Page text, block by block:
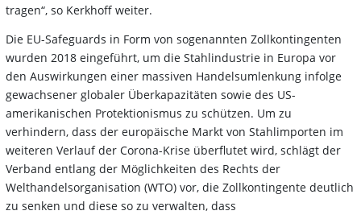
tragen“, so Kerkhoff weiter.
Die EU-Safeguards in Form von sogenannten Zollkontingenten
wurden 2018 eingeführt, um die Stahlindustrie in Europa vor
den Auswirkungen einer massiven Handelsumlenkung infolge
gewachsener globaler Überkapazitäten sowie des US-
amerikanischen Protektionismus zu schützen. Um zu
verhindern, dass der europäische Markt von Stahlimporten im
weiteren Verlauf der Corona-Krise überflutet wird, schlägt der
Verband entlang der Möglichkeiten des Rechts der
Welthandelsorganisation (WTO) vor, die Zollkontingente deutlich
zu senken und diese so zu verwalten, dass